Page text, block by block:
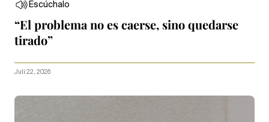
Escúchalo
“El problema no es caerse, sino quedarse
tirado”
Juli 22, 2026